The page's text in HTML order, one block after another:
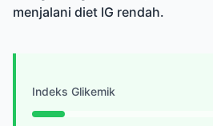
menjalani diet IG rendah.
Indeks Glikemik